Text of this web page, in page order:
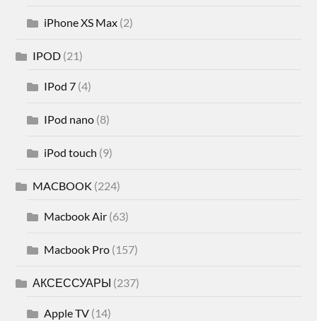
iPhone XS Max (2)
IPOD (21)
IPod 7 (4)
IPod nano (8)
iPod touch (9)
MACBOOK (224)
Macbook Air (63)
Macbook Pro (157)
АКСЕССУАРЫ (237)
Apple TV (14)